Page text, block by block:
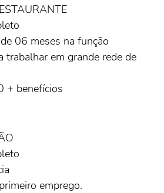
06 meses na função
trabalhar em grande rede de
+ benefícios
emprego.